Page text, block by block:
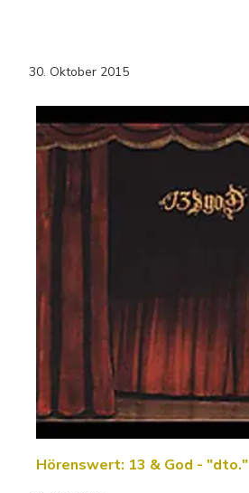
30. Oktober 2015
Hörenswert: 13 & God - "dto."